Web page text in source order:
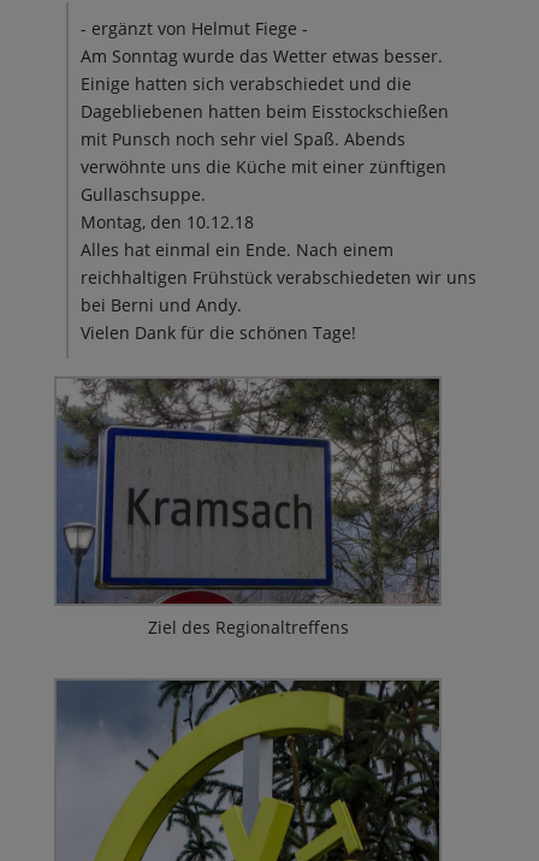
- ergänzt von Helmut Fiege -
Am Sonntag wurde das Wetter etwas besser.
Einige hatten sich verabschiedet und die
Dagebliebenen hatten beim Eisstockschießen
mit Punsch noch sehr viel Spaß. Abends
verwöhnte uns die Küche mit einer zünftigen
Gullaschsuppe.
Montag, den 10.12.18
Alles hat einmal ein Ende. Nach einem
reichhaltigen Frühstück verabschiedeten wir uns
bei Berni und Andy.
Vielen Dank für die schönen Tage!
Ziel des Regionaltreffens